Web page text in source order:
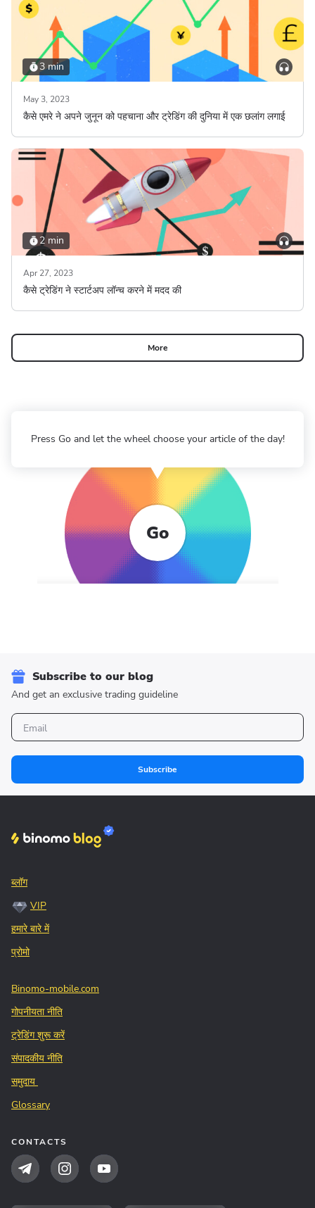
3 min
May 3, 2023
कैसे एमरे ने अपने जुनून को पहचाना और ट्रेडिंग की दुनिया में एक छलांग लगाई
2 min
Apr 27, 2023
कैसे ट्रेडिंग ने स्टार्टअप लॉन्च करने में मदद की
More
Go
Press Go and let the wheel choose your article of the day!
Subscribe to our blog
And get an exclusive trading guideline
Subscribe
ब्लॉग
VIP
हमारे बारे में
प्रोमो
Binomo-mobile.com
गोपनीयता नीति
ट्रेडिंग शुरू करें
संपादकीय नीति
समुदाय
Glossary
CONTACTS